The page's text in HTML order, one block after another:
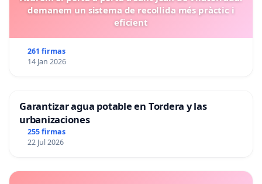
demanem un sistema de recollida més pràctic i
eficient
261 firmas
14 Jan 2026
Garantizar agua potable en Tordera y las
urbanizaciones
255 firmas
22 Jul 2026